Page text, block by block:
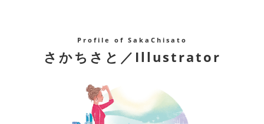
Profile of SakaChisato
さかちさと／Illustrator